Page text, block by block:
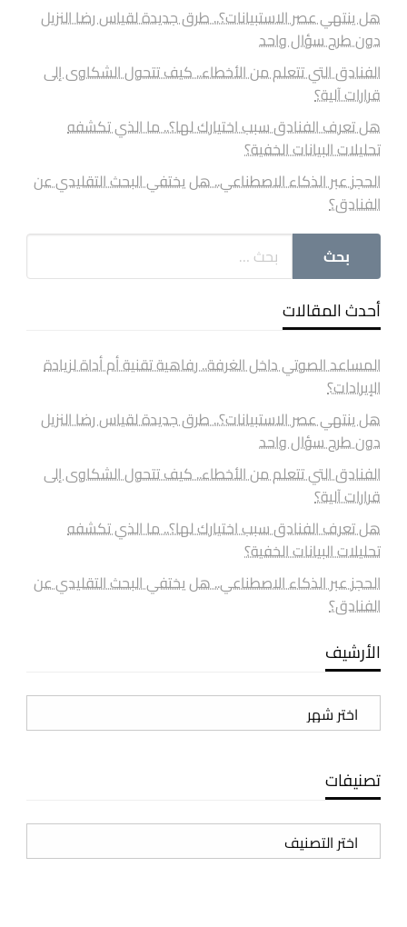
هل ينتهي عصر الاستبيانات؟.. طرق جديدة لقياس رضا النزيل
دون طرح سؤال واحد
الفنادق التي تتعلم من الأخطاء.. كيف تتحول الشكاوى إلى
قرارات آلية؟
هل تعرف الفنادق سبب اختيارك لها؟.. ما الذي تكشفه
تحليلات البيانات الخفية؟
الحجز عبر الذكاء الاصطناعي.. هل يختفي البحث التقليدي عن
الفنادق؟
أحدث المقالات
المساعد الصوتي داخل الغرفة.. رفاهية تقنية أم أداة لزيادة
الإيرادات؟
هل ينتهي عصر الاستبيانات؟.. طرق جديدة لقياس رضا النزيل
دون طرح سؤال واحد
الفنادق التي تتعلم من الأخطاء.. كيف تتحول الشكاوى إلى
قرارات آلية؟
هل تعرف الفنادق سبب اختيارك لها؟.. ما الذي تكشفه
تحليلات البيانات الخفية؟
الحجز عبر الذكاء الاصطناعي.. هل يختفي البحث التقليدي عن
الفنادق؟
الأرشيف
الأرشيف
تصنيفات
تصنيفات